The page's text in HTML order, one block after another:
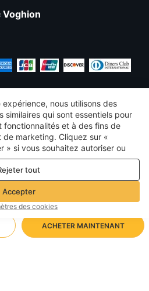
ACHETER MAINTENANT
France
2026 Voghion
et conditions
et de cookies
communautaires
nous utilisons des
similaires qui sont essentiels pour
fonctionnalités et à des fins de
marketing. Cliquez sur «
» si vous souhaitez autoriser ou
de performance, d’analyse et
détails, consultez notre
tout
Accepter
des cookies